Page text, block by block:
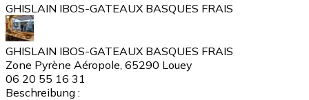
GHISLAIN IBOS-GATEAUX BASQUES FRAIS
GHISLAIN IBOS-GATEAUX BASQUES FRAIS
Zone Pyrène Aéropole, 65290 Louey
06 20 55 16 31
Beschreibung :